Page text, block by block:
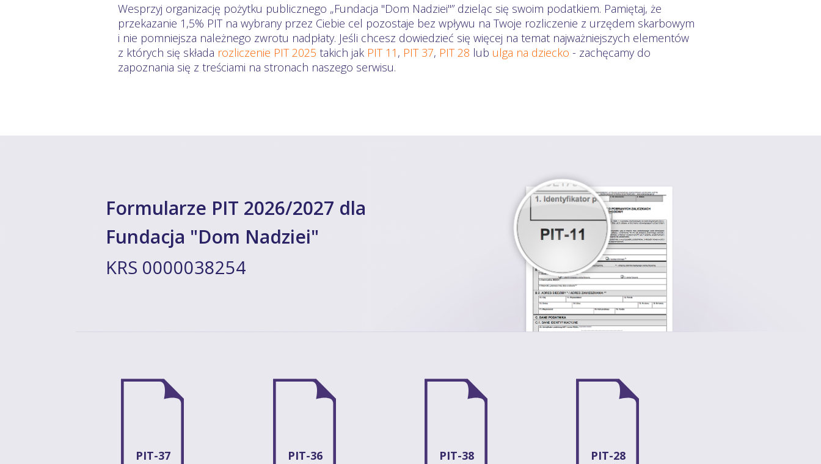
Wesprzyj organizację pożytku publicznego „Fundacja "Dom Nadziei"” dzieląc się swoim podatkiem. Pamiętaj, że
przekazanie 1,5% PIT na wybrany przez Ciebie cel pozostaje bez wpływu na Twoje rozliczenie z urzędem skarbowym
i nie pomniejsza należnego zwrotu nadpłaty. Jeśli chcesz dowiedzieć się więcej na temat najważniejszych elementów
z których się składa rozliczenie PIT 2025 takich jak PIT 11 , PIT 37, PIT 28 lub ulga na dziecko - zachęcamy do
zapoznania się z treściami na stronach naszego serwisu.
Formularze PIT 2026/2027 dla
Fundacja "Dom Nadziei"
KRS 0000038254
PIT-37 PIT-36 PIT-38 PIT-28